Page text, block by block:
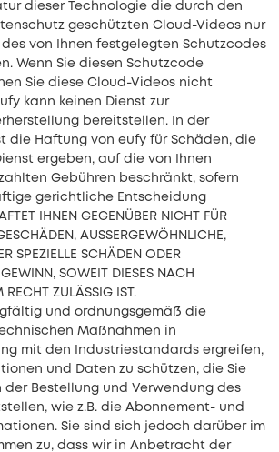
dieser Technologie die durch den
geschützten Cloud-Videos nur
von Ihnen festgelegten Schutzcodes
Wenn Sie diesen Schutzcode
Sie diese Cloud-Videos nicht
kann keinen Dienst zur
bereitstellen. In der
die Haftung von eufy für Schäden, die
ergeben, auf die von Ihnen
Gebühren beschränkt, sofern
gerichtliche Entscheidung
IHNEN GEGENÜBER NICHT FÜR
AUSSERGEWÖHNLICHE,
SPEZIELLE SCHÄDEN ODER
SOWEIT DIESES NACH
RECHT ZULÄSSIG IST.
und ordnungsgemäß die
Maßnahmen in
mit den Industriestandards ergreifen,
und Daten zu schützen, die Sie
der Bestellung und Verwendung des
wie z.B. die Abonnement- und
Sie sind sich jedoch darüber im
zu, dass wir in Anbetracht der